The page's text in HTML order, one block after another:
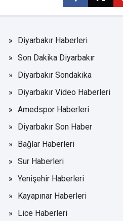
Diyarbakır Haberleri
Son Dakika Diyarbakır
Diyarbakır Sondakika
Diyarbakır Video Haberleri
Amedspor Haberleri
Diyarbakır Son Haber
Bağlar Haberleri
Sur Haberleri
Yenişehir Haberleri
Kayapınar Haberleri
Lice Haberleri